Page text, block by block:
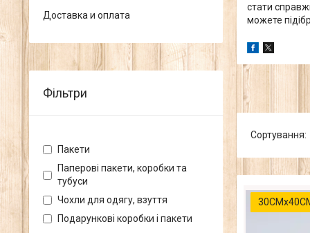
стати
можете
Доставка и оплата
Фільтри
Пакети
Паперові пакети, коробки та
тубуси
Чохли для одягу, взуття
Подарункові коробки і пакети